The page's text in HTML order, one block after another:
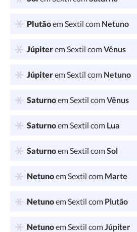
Plutãoem Sextil com Netuno
Júpiterem Sextil comVênus
Júpiterem Sextil com Netuno
Saturnoem Sextil comVênus
Saturnoem Sextil com Lua
Saturnoem Sextil comSol
Netunoem Sextil com Marte
Netunoem Sextil com Plutão
Netunoem Sextil comJúpiter